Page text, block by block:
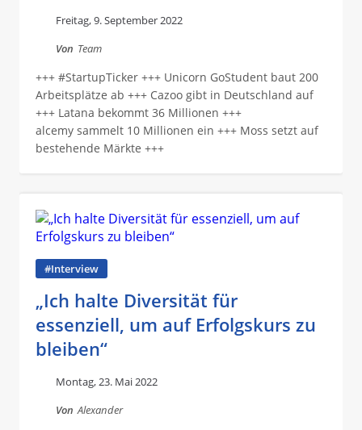
Freitag, 9. September 2022
Von Team
+++ #StartupTicker +++ Unicorn GoStudent baut 200
Arbeitsplätze ab +++ Cazoo gibt in Deutschland auf
+++ Latana bekommt 36 Millionen +++
alcemy sammelt 10 Millionen ein +++ Moss setzt auf
bestehende Märkte +++
#Interview
„Ich halte Diversität für
essenziell, um auf Erfolgskurs zu
bleiben“
Montag, 23. Mai 2022
Von Alexander